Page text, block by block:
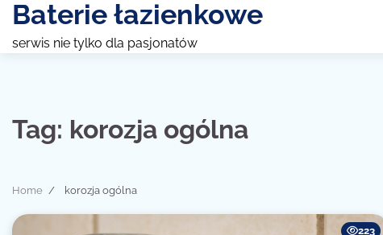
Skip
content
Baterie łazienkowe
serwis nie tylko dla pasjonatów
Tag: korozja ogólna
Home korozja ogólna
223